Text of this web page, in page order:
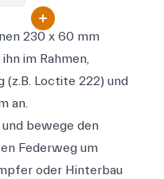
230 x 60 mm
im Rahmen,
(z.B. Loctite 222) und
an.
und bewege den
Federweg um
oder Hinterbau